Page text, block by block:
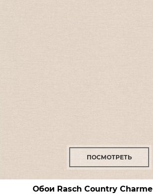
ПОСМОТРЕТЬ
Обои Rasch Country Charme